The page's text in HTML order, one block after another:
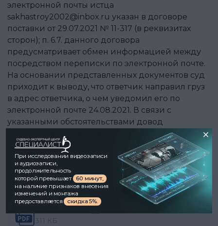
электронной почты истца
sakhastroy2002@inbox.ru указан в договоре
поставки от 29.07.2021 № 11-317 (в реквизитах
сторон); п. 6.7. данного договора
предусматривает обмен информацией между
посредством переписки по электронной почте.
На основании представленных документов суд
приходит к выводу, что ответчик направил груз
в адрес ответчика, о чем уведомил его по
электронной почте 24.08.2021. В связи с
указанными обстоятельствами довод
представителя истца в судебном заседании о
том, что к ответу на его претензию от 23.08.2021,
ответчиком не были приложены документы об
отправке груза, судом отклоняется.]
Документы
При исследовании видеозаписи
и аудиозаписи,
продолжительность
которой превышает
60 минут,
на наличие признаков внесения
изменений и монтажа
предоставляется скидка 5%.